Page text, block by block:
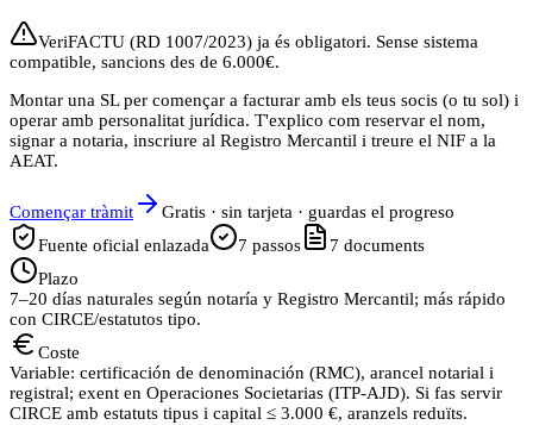
VeriFACTU (RD 1007/2023) ja és obligatori. Sense sistema
compatible, sancions des de 6.000€.
Montar una SL per començar a facturar amb els teus socis (o tu sol) i
operar amb personalitat jurídica. T'explico com reservar el nom,
signar a notaria, inscriure al Registro Mercantil i treure el NIF a la
AEAT.
Començar tràmit
Gratis · sin tarjeta · guardas el progreso
Fuente oficial enlazada
7 passos 7 documents
Plazo
7–20 días naturales según notaría y Registro Mercantil; más rápido
con CIRCE/estatutos tipo.
Coste
Variable: certificación de denominación (RMC), arancel notarial i
registral; exent en Operaciones Societarias (ITP‑AJD). Si fas servir
CIRCE amb estatuts tipus i capital ≤ 3.000 €, aranzels reduïts.